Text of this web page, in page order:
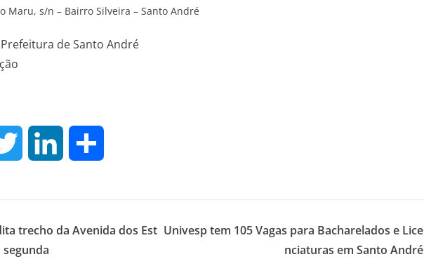
Maru, s/n – Bairro Silveira – Santo André
de Santo André
t
trecho da Avenida dos Est Univesp tem 105 Vagas para Bacharelados e Lice
nciaturas em Santo André